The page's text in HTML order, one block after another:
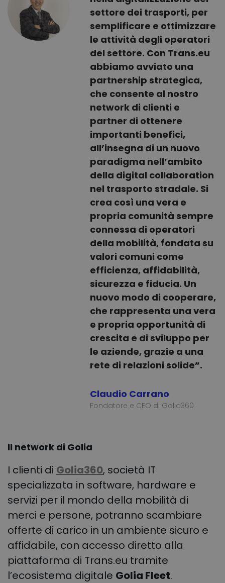
settore dei trasporti, per
semplificare e ottimizzare
le attività degli operatori
del settore. Con Trans.eu
abbiamo avviato una
partnership strategica,
che consente al nostro
network di clienti e
partner di ottenere
importanti benefici,
all’insegna di un nuovo
paradigma nell’ambito
della digital collaboration
nel trasporto stradale. Si
crea così una vera e
propria comunità sempre
connessa di operatori
della mobilità, fondata su
valori comuni come
efficienza, affidabilità,
sicurezza e fiducia. Un
nuovo modo di cooperare,
che rappresenta una vera
e propria opportunità di
crescita e di sviluppo per
le aziende, grazie a una
rete di relazioni solide”.
Claudio Carrano
Fondatore e CEO di Golia360
Il network di Golia
I clienti di Golia360, società IT
specializzata in software, hardware e
servizi per il mondo della mobilità di
merci e persone, potranno scambiare
offerte di carico in un ambiente sicuro e
affidabile, con accesso diretto alla
piattaforma di Trans.eu tramite
l’ecosistema digitale Golia Fleet.